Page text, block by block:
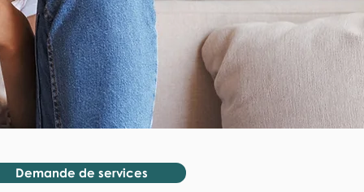
Demande de services